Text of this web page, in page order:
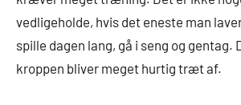
vedligeholde, hvis det eneste man
spille dagen lang, gå i seng og gentag.
kroppen bliver meget hurtig træt af.